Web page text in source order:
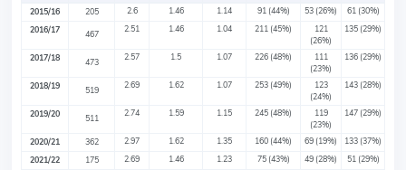
2015/16
205 2.6 1.46 1.14 91 (44%) 53 (26%) 61 (30%)
2016/17
467 2.51 1.46 1.04 211 (45%)
121
(26%)
135 (29%)
2017/18 473 2.57 1.5 1.07 226 (48%)
111
(23%)
136 (29%)
2018/19 519 2.69 1.62 1.07 253 (49%)
123
(24%)
143 (28%)
2019/20 511 2.74 1.59 1.15 245 (48%)
119
(23%)
147 (29%)
2020/21 362 2.97 1.62 1.35 160 (44%) 69 (19%) 133 (37%)
2021/22
175 2.69 1.46 1.23 75 (43%) 49 (28%) 51 (29%)